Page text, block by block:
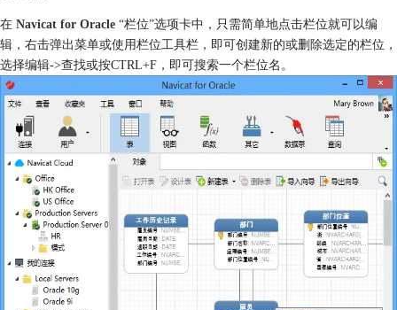
在 Navicat for Oracle “栏位”选项卡中，只需简单地点击栏位就可以编
辑，右击弹出菜单或使用栏位工具栏，即可创建新的或删除选定的栏位，
选择编辑->查找或按CTRL+F，即可搜索一个栏位名。